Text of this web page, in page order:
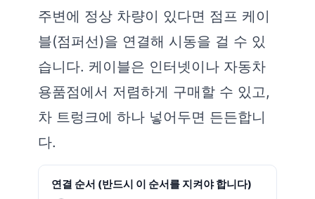
주변에 정상 차량이 있다면 점프 케이
블(점퍼선)을 연결해 시동을 걸 수 있
습니다. 케이블은 인터넷이나 자동차
용품점에서 저렴하게 구매할 수 있고,
차 트렁크에 하나 넣어두면 든든합니
다.
연결 순서 (반드시 이 순서를 지켜야 합니다)